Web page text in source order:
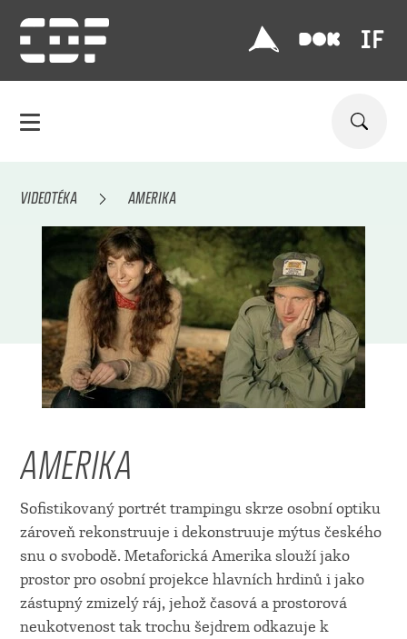
VIDEOTÉKA AMERIKA
AMERIKA
Sofistikovaný portrét trampingu skrze osobní optiku
zároveň rekonstruuje i dekonstruuje mýtus českého
snu o svobodě. Metaforická Amerika slouží jako
prostor pro osobní projekce hlavních hrdinů i jako
zástupný zmizelý ráj, jehož časová a prostorová
neukotvenost tak trochu šejdrem odkazuje k